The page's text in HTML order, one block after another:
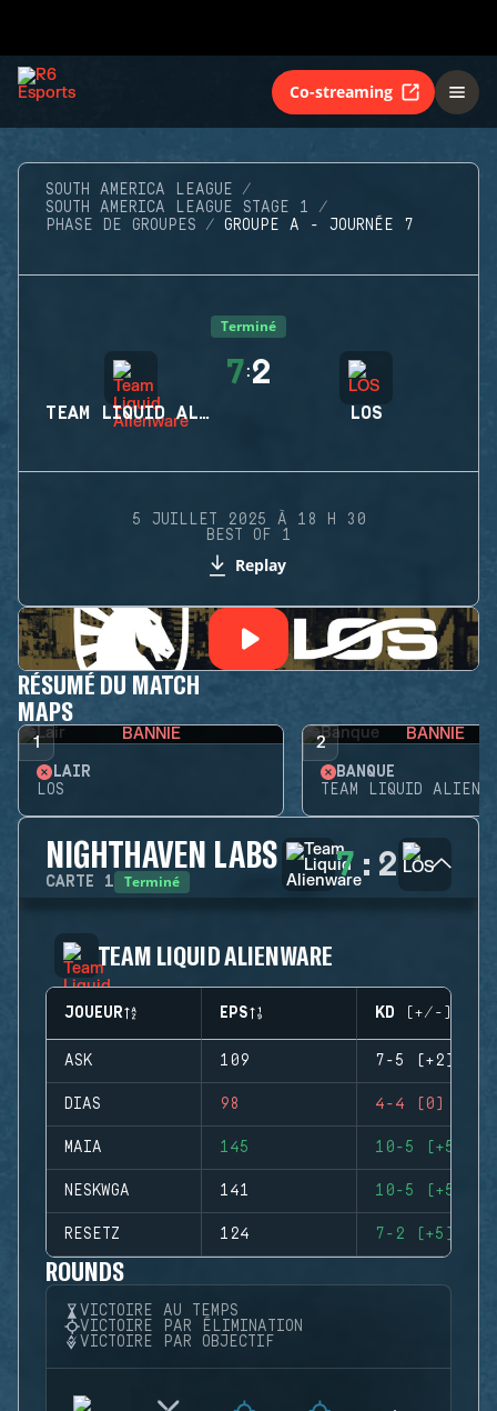
Co-streaming
SOUTH AMERICA LEAGUE
SOUTH AMERICA LEAGUE STAGE 1
PHASE DE GROUPES
GROUPE A - JOURNÉE 7
Terminé
TEAM LIQUID ALIENWARE
7:2
LOS
5 JUILLET 2025 À 18 H 30
BEST OF 1
Replay
RÉSUMÉ DU MATCH
MAPS
1 BANNIE
LAIR
LOS
2 BANNIE
BANQUE
TEAM LIQUID
NIGHTHAVEN LABS
CARTE 1 Terminé 7 : 2
TEAM LIQUID ALIENWARE
JOUEUR EPS KD (+/-)
ASK 109 7-5 (+2)
DIAS 98 4-4 (0)
MAIA 145 10-5 (+5)
NESKWGA 141 10-5 (+5)
RESETZ 124 7-2 (+5)
ROUNDS
VICTOIRE AU TEMPS
VICTOIRE PAR ÉLIMINATION
VICTOIRE PAR OBJECTIF